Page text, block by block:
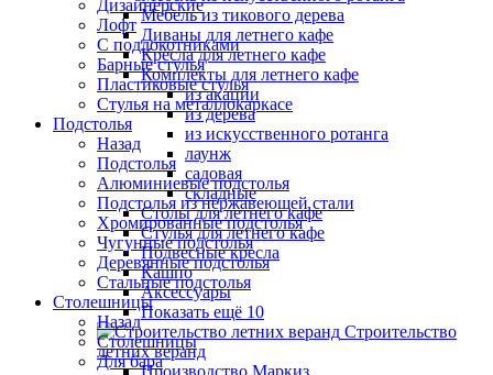
Мебель из тикового дерева
Диваны для летнего кафе
Кресла для летнего кафе
Комплекты для летнего кафе
из акации
из дерева
из искусственного ротанга
лаунж
садовая
складные
Столы для летнего кафе
Стулья для летнего кафе
Подвесные кресла
Кашпо
Аксессуары
Показать ещё 10
Строительство
летних веранд
Производство Маркиз
Дизайнерские
Лофт
С подлокотниками
Барные стулья
Пластиковые стулья
Стулья на металлокаркасе
Подстолья
Назад
Подстолья
Алюминиевые подстолья
Подстолья из нержавеющей стали
Хромированные подстолья
Чугунные подстолья
Деревянные подстолья
Стальные подстолья
Столешницы
Назад
Столешницы
Для бара